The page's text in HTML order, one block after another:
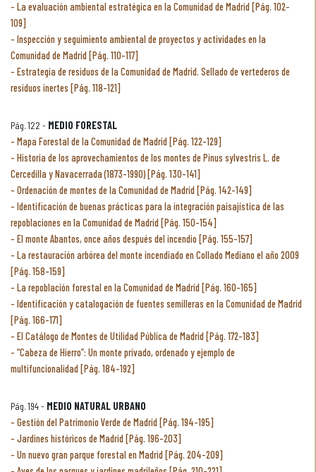
La evaluación ambiental estratégica en la Comunidad de Madrid [Pág. 102-
109]
Inspección y seguimiento ambiental de proyectos y actividades en la
Comunidad de Madrid [Pág. 110-117]
Estrategia de residuos de la Comunidad de Madrid. Sellado de vertederos de
residuos inertes [Pág. 118-121]
Pág. 122 - MEDIO FORESTAL
Mapa Forestal de la Comunidad de Madrid [Pág. 122-129]
Historia de los aprovechamientos de los montes de Pinus sylvestris L. de
Cercedilla y Navacerrada (1873-1990) [Pág. 130-141]
Ordenación de montes de la Comunidad de Madrid [Pág. 142-149]
Identificación de buenas prácticas para la integración paisajística de las
repoblaciones en la Comunidad de Madrid [Pág. 150-154]
El monte Abantos, once años después del incendio [Pág. 155-157]
La restauración arbórea del monte incendiado en Collado Mediano el año 2009
[Pág. 158-159]
La repoblación forestal en la Comunidad de Madrid [Pág. 160-165]
Identificación y catalogación de fuentes semilleras en la Comunidad de Madrid
[Pág. 166-171]
El Catálogo de Montes de Utilidad Pública de Madrid [Pág. 172-183]
“Cabeza de Hierro”: Un monte privado, ordenado y ejemplo de
multifuncionalidad [Pág. 184-192]
Pág. 194 - MEDIO NATURAL URBANO
Gestión del Patrimonio Verde de Madrid [Pág. 194-195]
Jardines históricos de Madrid [Pág. 196-203]
Un nuevo gran parque forestal en Madrid [Pág. 204-209]